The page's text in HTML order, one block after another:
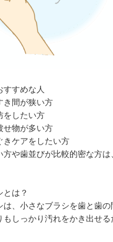
すすめな人
き間が狭い方
をしたい方
せ物が多い方
きケアをしたい方
方や歯並びが比較的密な方は
とは？
、小さなブラシを歯と歯
もしっかり汚れをかき出せ